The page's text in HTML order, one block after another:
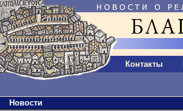
Контакты
Новости